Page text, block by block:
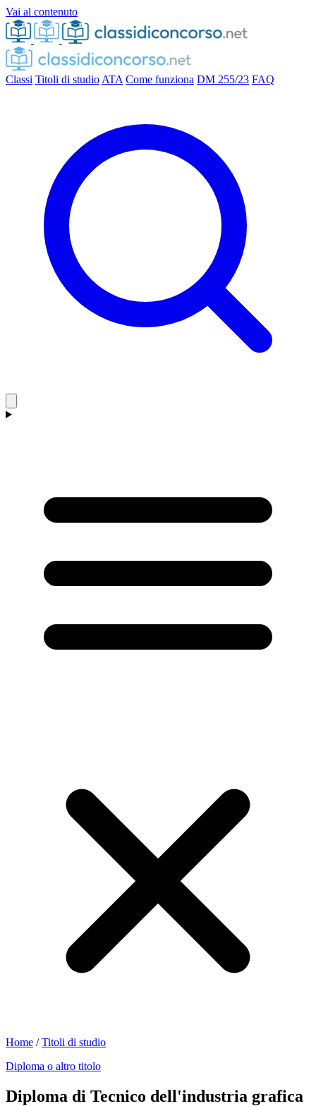
Vai al contenuto
Classi Titoli di studio ATA Come funziona DM 255/23 FAQ
Home /Titoli di studio
Diploma o altro titolo
Diploma di Tecnico dell'industria grafica